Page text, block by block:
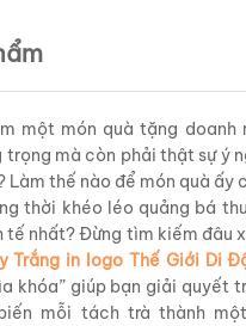
một món quà tặng doanh
mà còn phải thật sự ý
Làm thế nào để món quà ấy
thời khéo léo quảng bá
tế nhất? Đừng tìm kiếm đâu
Trắng in logo Thế Giới Di
khóa” giúp bạn giải quyết
mỗi tách trà thành